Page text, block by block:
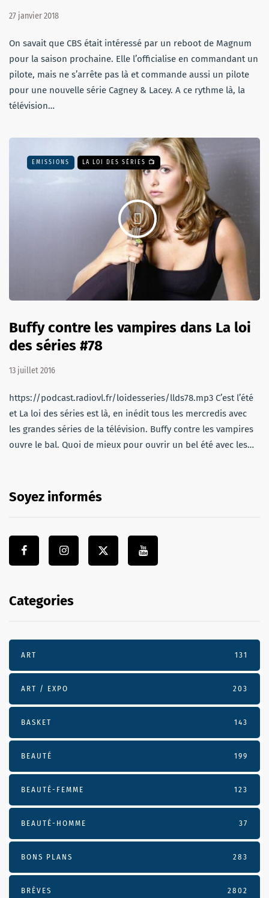
27 janvier 2018
On savait que CBS était intéressé par un reboot de Magnum
pour la saison prochaine. Elle l’officialise en commandant un
pilote, mais ne s’arrête pas là et commande aussi un pilote
pour une nouvelle série Cagney & Lacey. A ce rythme là, la
télévision…
EMISSIONS LA LOI DES SÉRIES 📺
Buffy contre les vampires dans La loi
des séries #78
13 juillet 2016
https://podcast.radiovl.fr/loidesseries/llds78.mp3 C’est l’été
et La loi des séries est là, en inédit tous les mercredis avec
les grandes séries de la télévision. Buffy contre les vampires
ouvre le bal. Quoi de mieux pour ouvrir un bel été avec les…
Soyez informés
Categories
ART 131
ART / EXPO 203
BASKET 143
BEAUTÉ 199
BEAUTÉ-FEMME 123
BEAUTÉ-HOMME 37
BONS PLANS 283
BRÈVES 2802